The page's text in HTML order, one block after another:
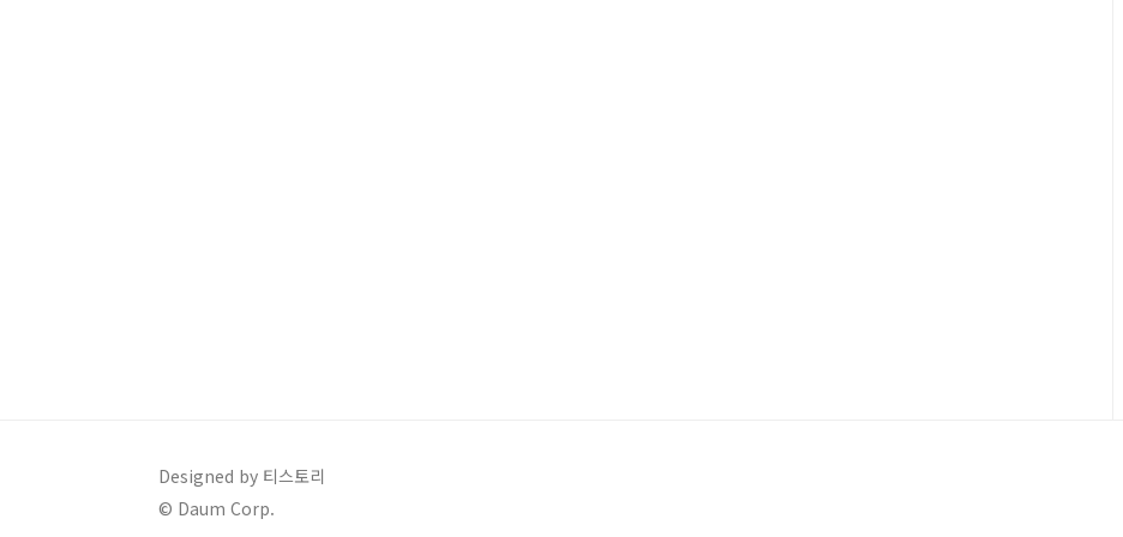
Designed by 티스토리
© Daum Corp.